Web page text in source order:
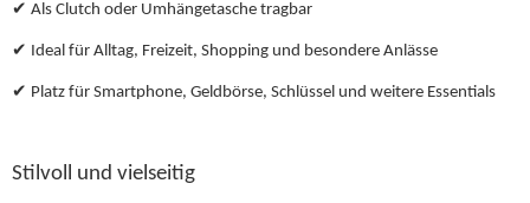
✔ Als Clutch oder Umhängetasche tragbar
✔ Ideal für Alltag, Freizeit, Shopping und besondere Anlässe
✔ Platz für Smartphone, Geldbörse, Schlüssel und weitere Essentials
Stilvoll und vielseitig